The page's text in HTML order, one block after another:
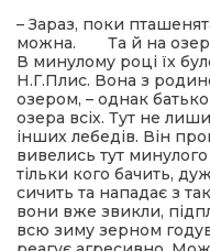
– Зараз, поки
можна.
Та й на
В минулому році їх
Н.Г.Плис. Вона з
озером, – однак
озера всіх. Тут не
інших лебедів. Він
вивелись тут
тільки кого бачить,
сичить та нападає з
вони вже звикли,
всю зиму зерном